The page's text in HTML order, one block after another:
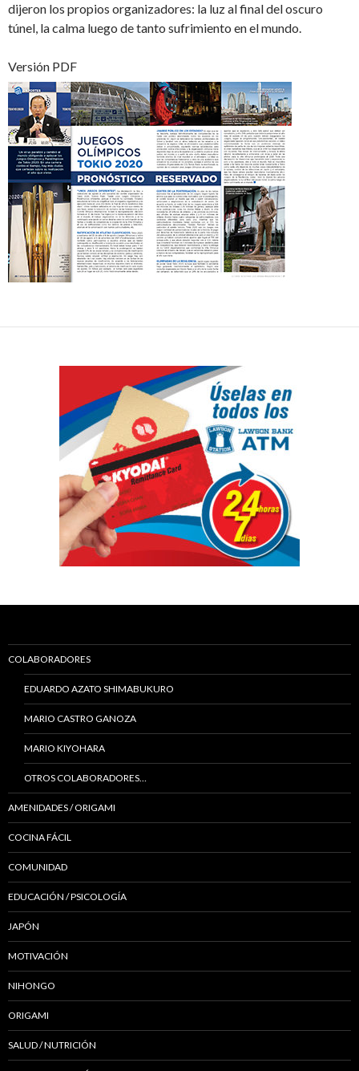
dijeron los propios organizadores: la luz al final del oscuro
túnel, la calma luego de tanto sufrimiento en el mundo.
Versión PDF
COLABORADORES
EDUARDO AZATO SHIMABUKURO
MARIO CASTRO GANOZA
MARIO KIYOHARA
OTROS COLABORADORES…
AMENIDADES / ORIGAMI
COCINA FÁCIL
COMUNIDAD
EDUCACIÓN / PSICOLOGÍA
JAPÓN
MOTIVACIÓN
NIHONGO
ORIGAMI
SALUD / NUTRICIÓN